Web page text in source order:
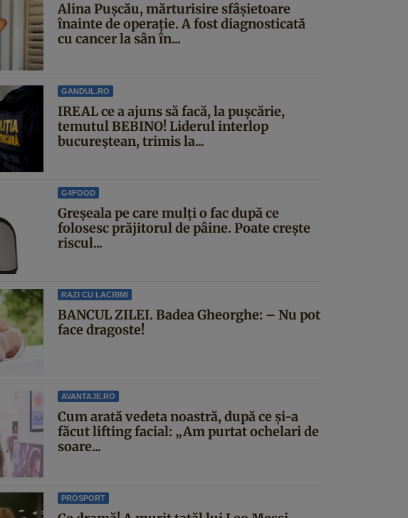
Alina Pușcău, mărturisire sfâșietoare
înainte de operație. A fost diagnosticată
cu cancer la sân în...
GANDUL.RO
IREAL ce a ajuns să facă, la pușcărie,
temutul BEBINO! Liderul interlop
bucureștean, trimis la...
G4FOOD
Greșeala pe care mulți o fac după ce
folosesc prăjitorul de pâine. Poate crește
riscul...
RAZI CU LACRIMI
BANCUL ZILEI. Badea Gheorghe: – Nu pot
face dragoste!
AVANTAJE.RO
Cum arată vedeta noastră, după ce și-a
făcut lifting facial: „Am purtat ochelari de
soare...
PROSPORT